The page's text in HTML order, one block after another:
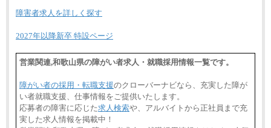
障害者求人を詳しく探す
2027年以降新卒 特設ページ
営業関連,和歌山県の障がい者求人・就職採用情報一覧です。
障がい者の採用・転職支援のクローバーナビなら、充実した障が
い者就職支援、仕事情報をご提供いたします。
応募者の障害に応じた求人検索や、アルバイトから正社員まで充
実した求人情報を掲載中！